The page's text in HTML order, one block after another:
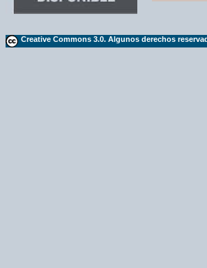
Creative Commons 3.0. Algunos derechos